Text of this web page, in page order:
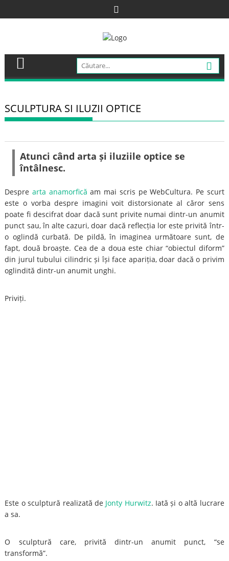
to
SCULPTURA SI ILUZII OPTICE
Atunci când arta și iluziile optice se
întâlnesc.
Desprearta anamorfică am mai scris pe WebCultura. Pe scurt
este o vorba despre imagini voit distorsionate al căror sens
poate fi descifrat doar dacă sunt privite numai dintr-un anumit
punct sau, în alte cazuri, doar dacă reflecția lor este privită într-
o oglindă curbată. De pildă, în imaginea următoare sunt, de
fapt, două broaște. Cea de a doua este chiar “obiectul diform”
din jurul tubului cilindric și își face apariția, doar dacă o privim
oglindită dintr-un anumit unghi.
Priviți.
Este o sculptură realizată de Jonty Hurwitz. Iată și o altă lucrare
a sa.
O sculptură care, privită dintr-un anumit punct, “se
transformă”.